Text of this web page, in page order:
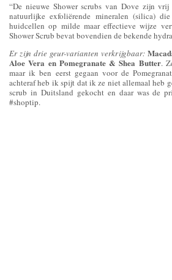
“De nieuwe Shower scrubs van Dove zijn
natuurlijke exfoliërende mineralen (silica)
huidcellen op milde maar effectieve wijze
Shower Scrub bevat bovendien de bekende
Er zijn drie geur-varianten verkrijgbaar:
Aloe Vera en Pomegranate & Shea Butter.
maar ik ben eerst gegaan voor de
achteraf heb ik spijt dat ik ze niet allemaal heb
scrub in Duitsland gekocht en daar was de
#shoptip.